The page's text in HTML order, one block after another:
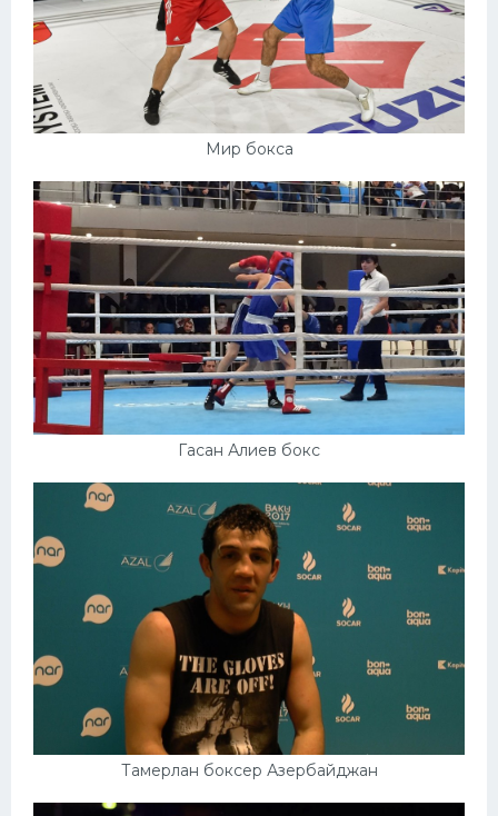
Мир бокса
Гасан Алиев бокс
Тамерлан боксер Азербайджан